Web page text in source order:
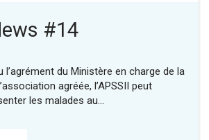
#14
l’agrément du Ministère en charge de la
agréée, l’APSSII peut
les malades au…